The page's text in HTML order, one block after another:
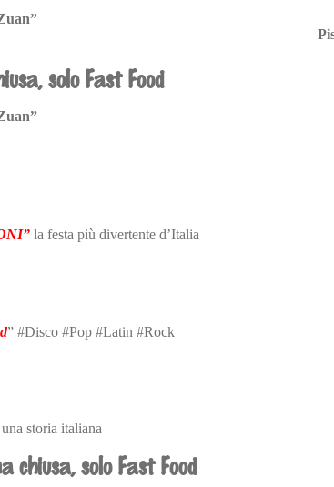
solo Fast Food
la festa più divertente d’Italia
” #Disco #Pop #Latin #Rock
una storia italiana
chiusa, solo Fast Food